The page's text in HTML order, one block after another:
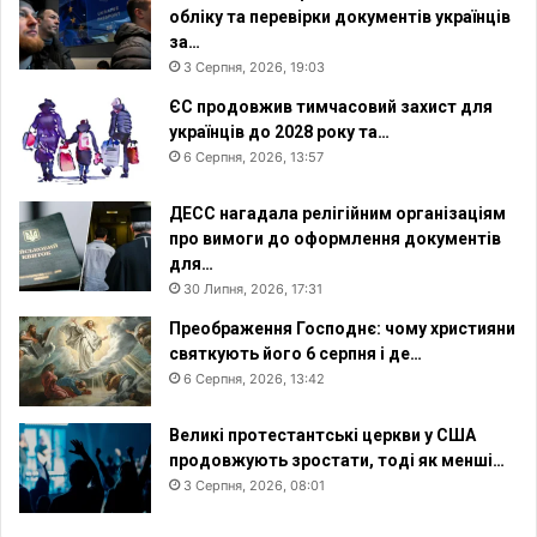
и
н
и
обліку та перевірки документів українців
за…
3 Серпня, 2026, 19:03
ЄС продовжив тимчасовий захист для
українців до 2028 року та…
6 Серпня, 2026, 13:57
ДЕСС нагадала релігійним організаціям
про вимоги до оформлення документів
для…
30 Липня, 2026, 17:31
Преображення Господнє: чому християни
святкують його 6 серпня і де…
6 Серпня, 2026, 13:42
Великі протестантські церкви у США
продовжують зростати, тоді як менші…
3 Серпня, 2026, 08:01